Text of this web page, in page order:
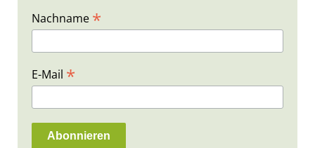
Nachname *
E-Mail *